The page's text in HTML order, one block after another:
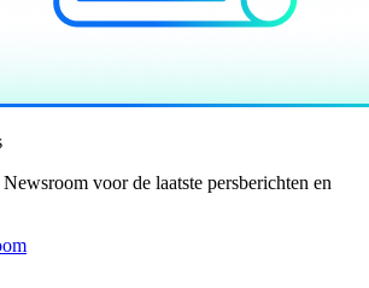
voor de laatste persberichten en